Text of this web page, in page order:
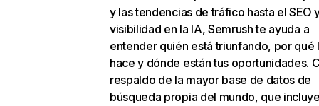
y las tendencias de tráfico hasta el SEO
visibilidad en la IA, Semrush te ayuda a
entender quién está triunfando, por qué
hace y dónde están tus oportunidades.
respaldo de la mayor base de datos de
búsqueda propia del mundo, que